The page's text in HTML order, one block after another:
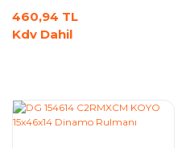
460,94 TL
Kdv Dahil